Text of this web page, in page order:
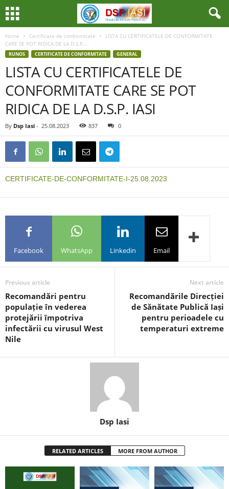
Home Certificate de conformitate
LISTA CU CERTIFICATELE DE CONFORMITATE
CARE SE POT RIDICA DE LA D.S.P....
RUNOS CERTIFICATE DE CONFORMITATE GENERAL
LISTA CU CERTIFICATELE DE
CONFORMITATE CARE SE POT
RIDICA DE LA D.S.P. IASI
By Dsp Iasi - 25.08.2023 837 0
CERTIFICATE-DE-CONFORMITATE-I-25.08.2023
Facebook WhatsApp Linkedin Email
Previous article
Recomandări pentru
populație în vederea
protejării împotriva
infectării cu virusul West
Nile
Next article
Recomandările Direcției
de Sănătate Publică Iași
pentru perioadele cu
temperaturi extreme
Dsp Iasi
RELATED ARTICLES MORE FROM AUTHOR